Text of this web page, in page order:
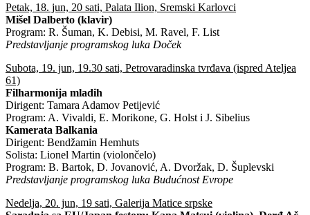
Petak, 18. jun, 20 sati, Palata Ilion, Sremski Karlovci
Mišel Dalberto (klavir)
Program: R. Šuman, K. Debisi, M. Ravel, F. List
Predstavljanje programskog luka Doček
Subota, 19. jun, 19.30 sati, Petrovaradinska tvrđava (ispred Ateljea
61)
Filharmonija mladih
Dirigent: Tamara Adamov Petijević
Program: A. Vivaldi, E. Morikone, G. Holst i J. Sibelius
Kamerata Balkania
Dirigent: Bendžamin Hemhuts
Solista: Lionel Martin (violončelo)
Program: B. Bartok, D. Jovanović, A. Dvoržak, D. Šuplevski
Predstavljanje programskog luka Budućnost Evrope
Nedelja, 20. jun, 19 sati, Galerija Matice srpske